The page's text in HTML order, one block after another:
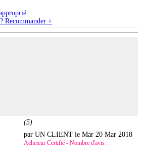
Recommander +
(5)
par UN CLIENT leMar 20 Mar 2018
Acheteur Certifié - Nombre d'avis :